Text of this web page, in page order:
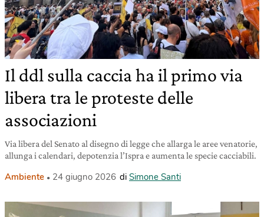
Il ddl sulla caccia ha il primo via
libera tra le proteste delle
associazioni
Via libera del Senato al disegno di legge che allarga le aree venatorie,
allunga i calendari, depotenzia l’Ispra e aumenta le specie cacciabili.
Ambiente 24 giugno 2026 di Simone Santi